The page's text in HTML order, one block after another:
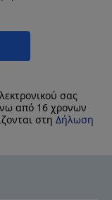
σας
από 16 χρονων
στη Δήλωση